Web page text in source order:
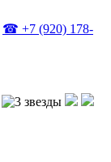
☎ +7 (920) 178-